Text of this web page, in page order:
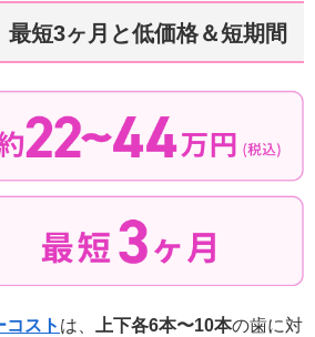
短3ヶ月と低価格＆短期間
コスト は、 上下各6本〜10本の歯に対